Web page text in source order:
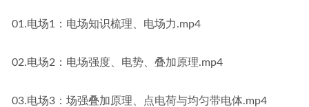
01.电场1：电场知识梳理、电场力.mp4
02.电场2：电场强度、电势、叠加原理.mp4
03.电场3：场强叠加原理、点电荷与均匀带电体.mp4